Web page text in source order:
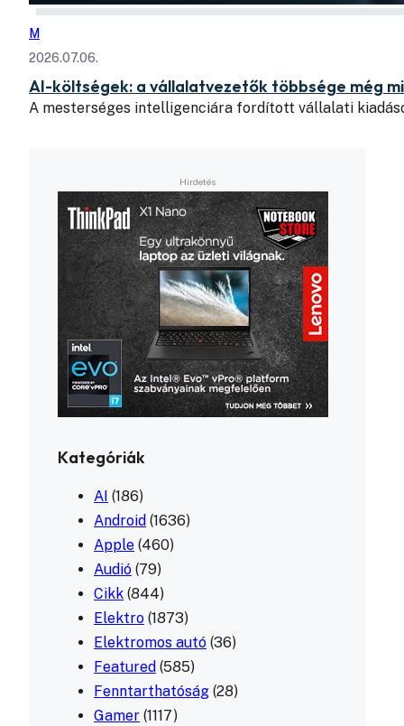
M
2026.07.06.
AI-költségek: a vállalatvezetők többsége még
A mesterséges intelligenciára fordított vállalati
Kategóriák
AI (186)
Android (1636)
Apple (460)
Audió (79)
Cikk (844)
Elektro (1873)
Elektromos autó (36)
Featured (585)
Fenntarthatóság (28)
Gamer (1117)